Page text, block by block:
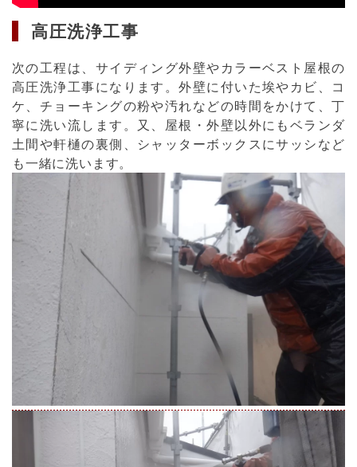
高圧洗浄工事
次の工程は、サイディング外壁やカラーベスト屋根の
高圧洗浄工事になります。外壁に付いた埃やカビ、コ
ケ、チョーキングの粉や汚れなどの時間をかけて、丁
寧に洗い流します。又、屋根・外壁以外にもベランダ
土間や軒樋の裏側、シャッターボックスにサッシなど
も一緒に洗います。